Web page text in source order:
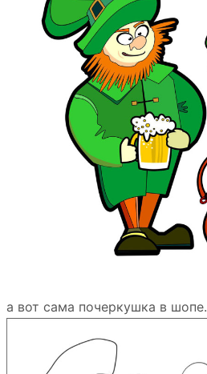
а вот сама почеркушка в шопе.